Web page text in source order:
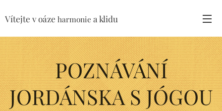
Vítejte v oáze harmonie a klidu
POZNÁVÁNÍ
JORDÁNSKA S JÓGOU